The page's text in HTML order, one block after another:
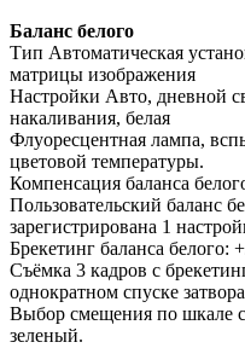
Баланс белого
Тип Автоматическая
матрицы изображения
Настройки Авто, дневной
накаливания, белая
Флуоресцентная лампа,
цветовой температуры.
Компенсация баланса
Пользовательский баланс
зарегистрирована 1
Брекетинг баланса белого:
Съёмка 3 кадров с
однократном спуске
Выбор смещения по шкале
зеленый.